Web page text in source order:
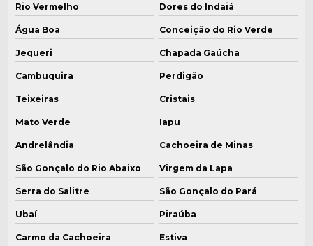
Rio Vermelho Dores do Indaiá
Água Boa Conceição do Rio Verde
Jequeri Chapada Gaúcha
Cambuquira Perdigão
Teixeiras Cristais
Mato Verde Iapu
Andrelândia Cachoeira de Minas
São Gonçalo do Rio Abaixo Virgem da Lapa
Serra do Salitre São Gonçalo do Pará
Ubaí Piraúba
Carmo da Cachoeira Estiva